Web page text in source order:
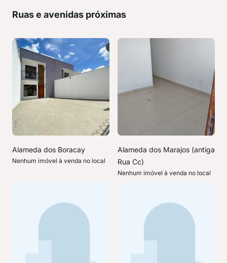
Ruas e avenidas próximas
Alameda dos Boracay
Nenhum imóvel à venda no local
Alameda dos Marajos (antiga
Rua Cc)
Nenhum imóvel à venda no local